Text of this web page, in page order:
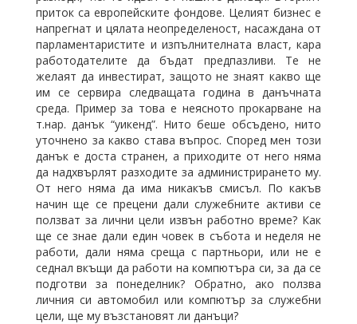
приток са европейските фондове. Целият бизнес е
напрегнат и цялата неопределеност, насаждана от
парламентаристите и изпълнителната власт, кара
работодателите да бъдат предпазливи. Те не
желаят да инвестират, защото не знаят какво ще
им се сервира следващата година в данъчната
среда. Пример за това е неясното прокарване на
т.нар. данък “уикенд”. Нито беше обсъдено, нито
уточнено за какво става въпрос. Според мен този
данък е доста странен, а приходите от него няма
да надхвърлят разходите за администрирането му.
От него няма да има никакъв смисъл. По какъв
начин ще се прецени дали служебните активи се
ползват за лични цели извън работно време? Как
ще се знае дали един човек в събота и неделя не
работи, дали няма среща с партньори, или не е
седнал вкъщи да работи на компютъра си, за да се
подготви за понеделник? Обратно, ако ползва
личния си автомобил или компютър за служебни
цели, ще му възстановят ли данъци?